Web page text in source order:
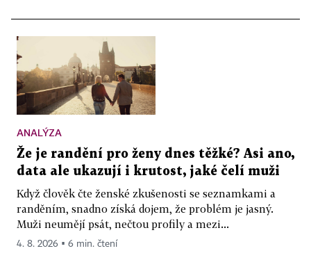
ANALÝZA
Že je randění pro ženy dnes těžké? Asi ano,
data ale ukazují i krutost, jaké čelí muži
Když člověk čte ženské zkušenosti se seznamkami a
randěním, snadno získá dojem, že problém je jasný.
Muži neumějí psát, nečtou profily a mezi...
4. 8. 2026 ▪ 6 min. čtení